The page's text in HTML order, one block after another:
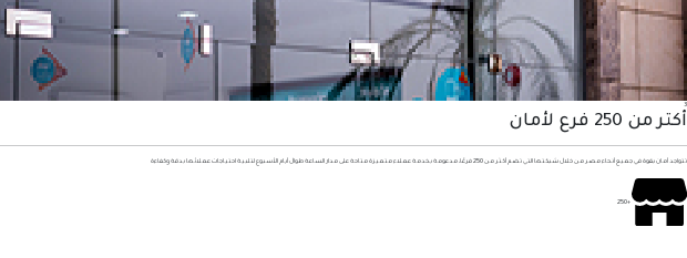
3
أكتر من 250 فرع لأمان
تتواجد أمان بقوة في جميع أنحاء مصر من خلال شبكتها التي تضم أكثر من 250 فرعًا، مدعومة بخدمة عملاء متميزة متاحة على مدار الساعة طوال أيام الأسبوع لتلبية احتياجات عملائها بدقة وكفاءة
+250